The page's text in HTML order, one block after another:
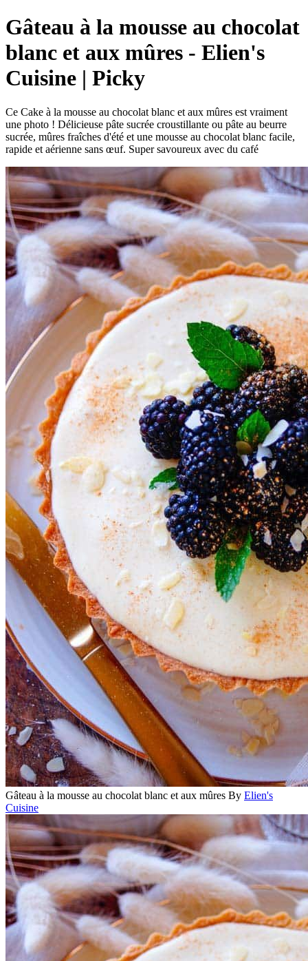
Gâteau à la mousse au chocolat
blanc et aux mûres - Elien's
Cuisine | Picky
Ce Cake à la mousse au chocolat blanc et aux mûres est vraiment
une photo ! Délicieuse pâte sucrée croustillante ou pâte au beurre
sucrée, mûres fraîches d'été et une mousse au chocolat blanc facile,
rapide et aérienne sans œuf. Super savoureux avec du café
Gâteau à la mousse au chocolat blanc et aux mûres By Elien's
Cuisine